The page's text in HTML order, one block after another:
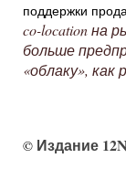
поддержки
co-location на
больше
«облаку», как
© Издание